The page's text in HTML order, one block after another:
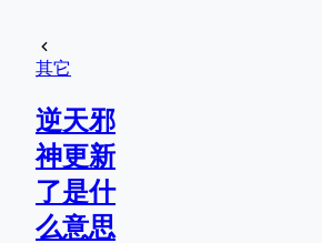
其它
逆天邪
神更新
了是什
么意思